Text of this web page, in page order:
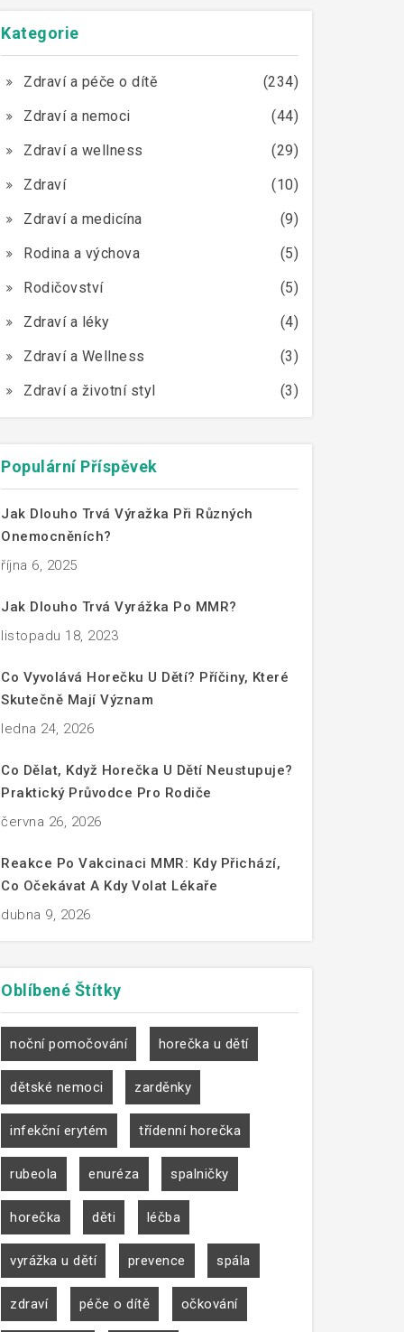
Kategorie
Zdraví a péče o dítě
(234)
Zdraví a nemoci
(44)
Zdraví a wellness
(29)
Zdraví
(10)
Zdraví a medicína
(9)
Rodina a výchova
(5)
Rodičovství
(5)
Zdraví a léky
(4)
Zdraví a Wellness
(3)
Zdraví a životní styl
(3)
Populární Příspěvek
Jak Dlouho Trvá Výražka Při Různých
Onemocněních?
října 6, 2025
Jak Dlouho Trvá Vyrážka Po MMR?
listopadu 18, 2023
Co Vyvolává Horečku U Dětí? Příčiny, Které
Skutečně Mají Význam
ledna 24, 2026
Co Dělat, Když Horečka U Dětí Neustupuje?
Praktický Průvodce Pro Rodiče
června 26, 2026
Reakce Po Vakcinaci MMR: Kdy Přichází,
Co Očekávat A Kdy Volat Lékaře
dubna 9, 2026
Oblíbené Štítky
noční pomočování horečka u dětí
dětské nemoci zarděnky
infekční erytém třídenní horečka
rubeola enuréza spalničky
horečka děti léčba
vyrážka u dětí prevence spála
zdraví péče o dítě očkování